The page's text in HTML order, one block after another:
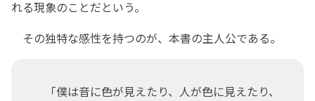
れる現象のことだという。
その独特な感性を持つのが、本書の主人公である。
「僕は音に色が見えたり、人が色に見えたり、